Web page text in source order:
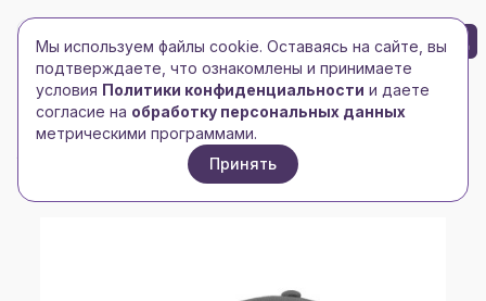
Toggle navigation
Toggle navigation
БРЕНД-ЛОГО 0
Главная/Головные уборы/Бейсболки/
Бейсболка ESTORIL-S, 6 клиньев, застежка на
Мы используем файлы cookie. Оставаясь на сайте, вы
подтверждаете, что ознакомлены и принимаете
условия Политики конфиденциальности и даете
согласие на обработку персональных данных
метрическими программами.
Принять